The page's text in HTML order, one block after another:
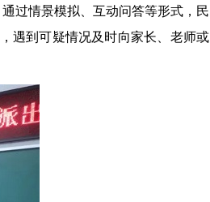
过情景模拟、互动问答等形式，民
遇到可疑情况及时向家长、老师或